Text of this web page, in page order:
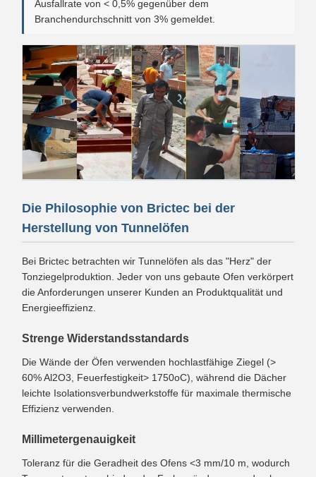
Ausfallrate von < 0,5% gegenüber dem
Branchendurchschnitt von 3% gemeldet.
Die Philosophie von Brictec bei der
Herstellung von Tunnelöfen
Bei Brictec betrachten wir Tunnelöfen als das "Herz" der
Tonziegelproduktion. Jeder von uns gebaute Ofen verkörpert
die Anforderungen unserer Kunden an Produktqualität und
Energieeffizienz.
Strenge Widerstandsstandards
Die Wände der Öfen verwenden hochlastfähige Ziegel (>
60% Al2O3, Feuerfestigkeit> 1750oC), während die Dächer
leichte Isolationsverbundwerkstoffe für maximale thermische
Effizienz verwenden.
Millimetergenauigkeit
Toleranz für die Geradheit des Ofens <3 mm/10 m, wodurch